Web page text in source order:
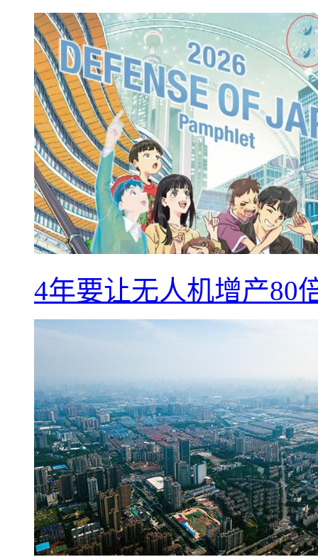
4年要让无人机增产80